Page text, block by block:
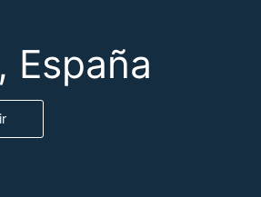
España